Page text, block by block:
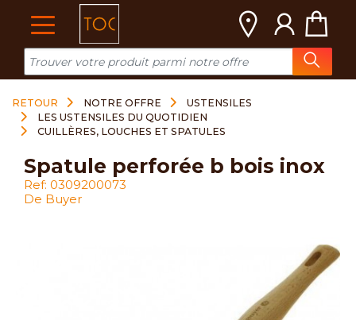
RETOUR NOTRE OFFRE
USTENSILES
LES USTENSILES DU QUOTIDIEN
CUILLÈRES, LOUCHES ET SPATULES
spatule perforée b bois inox
Ref: 0309200073
De Buyer
Cookies management panel